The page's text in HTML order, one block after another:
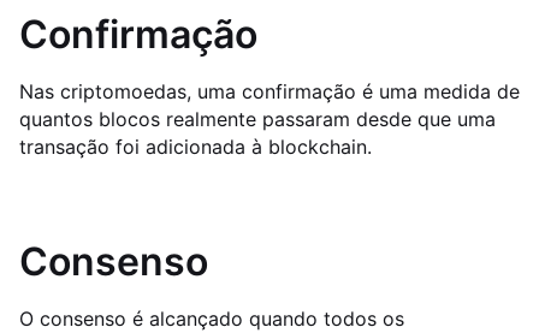
Confirmação
Nas criptomoedas, uma confirmação é uma medida de
quantos blocos realmente passaram desde que uma
transação foi adicionada à blockchain.
Consenso
O consenso é alcançado quando todos os